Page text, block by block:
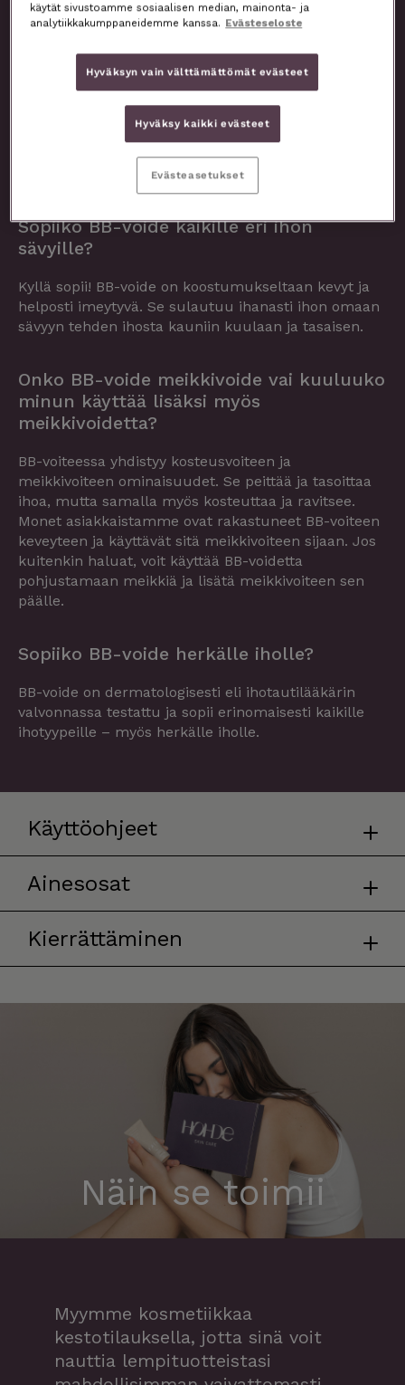
sekä ravitsevasta, pehmentävästä oliiviöljystä.
Aurinkosuojaominaisuus tulee mineraaliperäisestä
titaanioksidista, joka ei tuki lainkaan ihoa ja on
tämän ansiosta myös ihanteellinen herkälle iholle
antamaan suojaa.
Sävyttävän ominaisuutensa ansiosta voide tekee
ihon sävystä kuulaan tasaisen.
Sopiiko BB-voide kaikille eri ihon
sävyille?
Kyllä sopii! BB-voide on koostumukseltaan kevyt ja
helposti imeytyvä. Se sulautuu ihanasti ihon omaan
sävyyn tehden ihosta kauniin kuulaan ja tasaisen.
Onko BB-voide meikkivoide vai kuuluuko
minun käyttää lisäksi myös
meikkivoidetta?
BB-voiteessa yhdistyy kosteusvoiteen ja
meikkivoiteen ominaisuudet. Se peittää ja tasoittaa
ihoa, mutta samalla myös kosteuttaa ja ravitsee.
Monet asiakkaistamme ovat rakastuneet BB-voiteen
keveyteen ja käyttävät sitä meikkivoiteen sijaan. Jos
kuitenkin haluat, voit käyttää BB-voidetta
pohjustamaan meikkiä ja lisätä meikkivoiteen sen
päälle.
Sopiiko BB-voide herkälle iholle?
BB-voide on dermatologisesti eli ihotautilääkärin
valvonnassa testattu ja sopii erinomaisesti kaikille
ihotyypeille – myös herkälle iholle.
Käyttöohjeet
Ainesosat
Kierrättäminen
Näin se toimii
Myymme kosmetiikkaa
kestotilauksella, jotta sinä voit
nauttia lempituotteistasi
käytät sivustoamme sosiaalisen median, mainonta- ja
analytiikkakumppaneidemme kanssa. Evästeseloste
Hyväksyn vain välttämättömät evästeet
Hyväksy kaikki evästeet
Evästeasetukset